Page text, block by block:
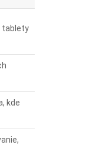
tablety
kde